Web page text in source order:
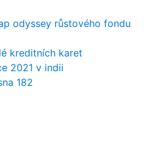
odyssey růstového fondu
kreditních karet
2021 v indii
182